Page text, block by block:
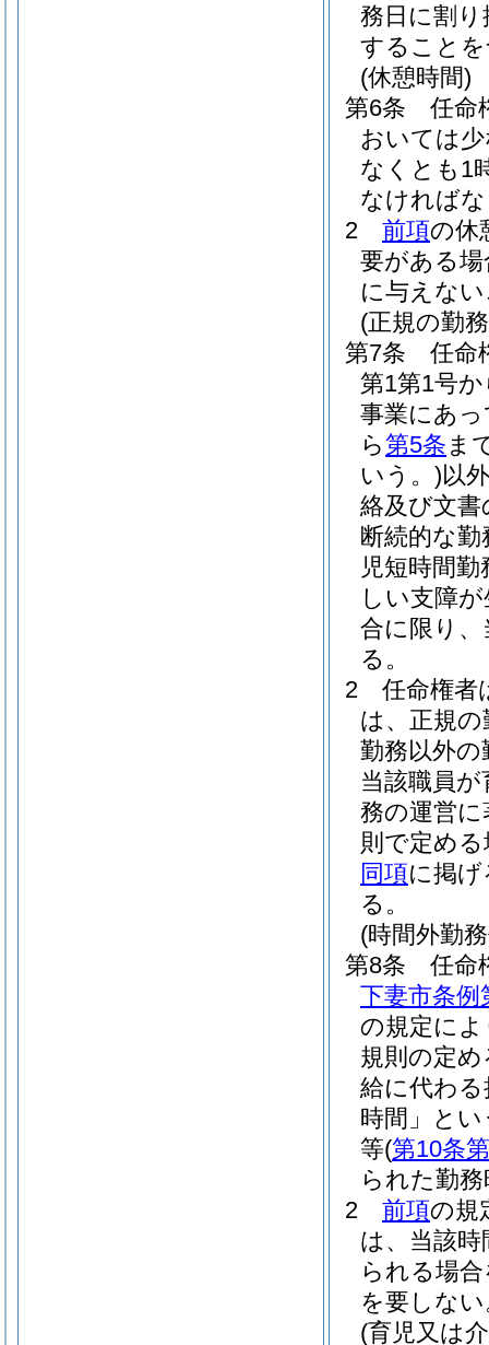
務日に割
すること
(休憩時間)
第6条
任命
おいては
なくとも1
なければ
2
前項の休
要がある
に与えな
(正規の勤
第7条
任命
第1第1号
事業にあ
ら第5条 ま
いう。)以
絡及び文
断続的な
児短時間
しい支障
合に限り
る。
2
任命権者
は、正規
勤務以外
当該職員
務の運営
則で定め
同項に掲
る。
(時間外勤
第8条
任命
下妻市条例
の規定に
規則の定
給に代わ
時間」とい
等(第10条
られた勤
2
前項の規
は、当該
られる場
を要しな
(育児又は